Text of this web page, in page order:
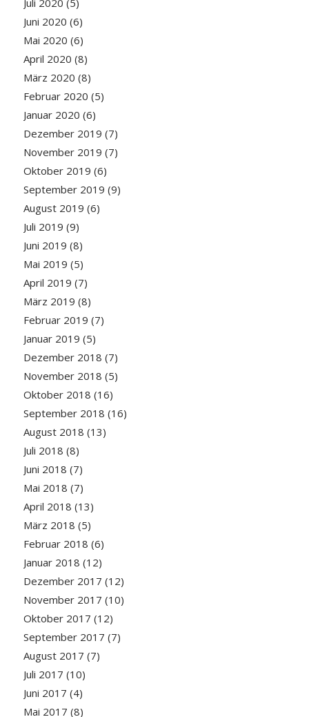
Juli 2020 (5)
Juni 2020 (6)
Mai 2020 (6)
April 2020 (8)
März 2020 (8)
Februar 2020 (5)
Januar 2020 (6)
Dezember 2019 (7)
November 2019 (7)
Oktober 2019 (6)
September 2019 (9)
August 2019 (6)
Juli 2019 (9)
Juni 2019 (8)
Mai 2019 (5)
April 2019 (7)
März 2019 (8)
Februar 2019 (7)
Januar 2019 (5)
Dezember 2018 (7)
November 2018 (5)
Oktober 2018 (16)
September 2018 (16)
August 2018 (13)
Juli 2018 (8)
Juni 2018 (7)
Mai 2018 (7)
April 2018 (13)
März 2018 (5)
Februar 2018 (6)
Januar 2018 (12)
Dezember 2017 (12)
November 2017 (10)
Oktober 2017 (12)
September 2017 (7)
August 2017 (7)
Juli 2017 (10)
Juni 2017 (4)
Mai 2017 (8)